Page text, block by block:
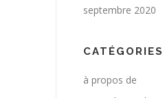
septembre 2020
CATÉGORIES
à propos de